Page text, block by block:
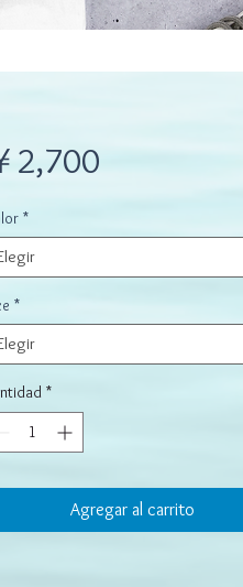
2,700Precio
*
*
*
Agregar al carrito